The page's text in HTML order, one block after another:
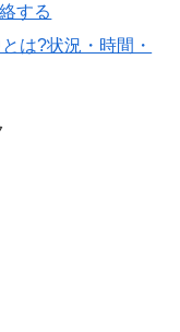
する
は?状況・時間・